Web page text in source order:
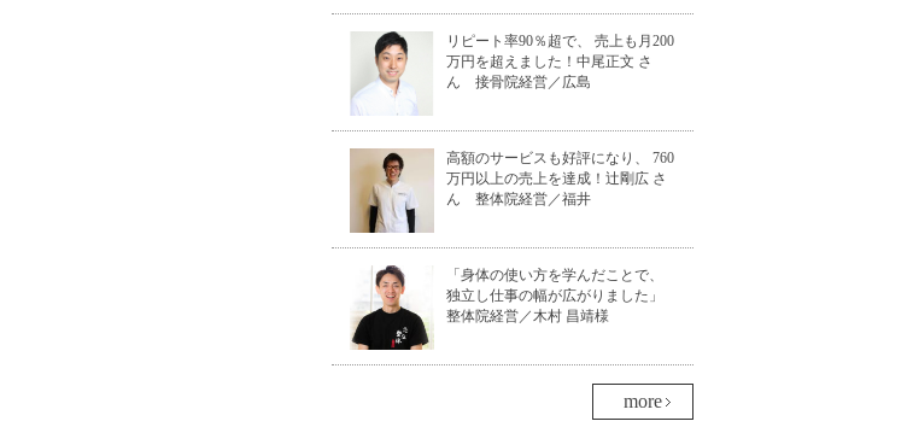
リピート率90％超で、 売上も月200
万円を超えました！中尾正文 さ
ん 接骨院経営／広島
高額のサービスも好評になり、 760
万円以上の売上を達成！辻剛広 さ
ん 整体院経営／福井
「身体の使い方を学んだことで、
独立し仕事の幅が広がりました」
整体院経営／木村 昌靖様
more